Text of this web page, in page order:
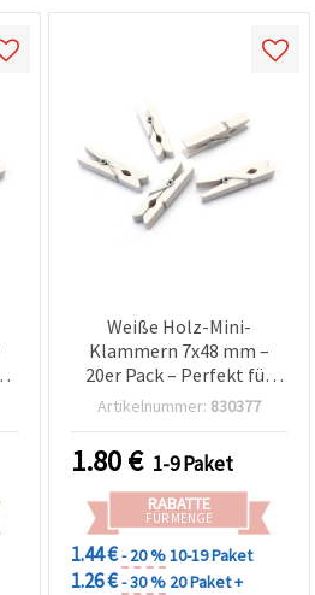
Weiße Holz-Mini-
Klammern 7x48 mm –
20er Pack – Perfekt für
kreative Bastelarbeiten,
Geschenkverpackung
Artikelnummer: 830377
1.80€ 1-9 Paket
RABATTE
FÜR MENGE
1.44 €- 20 %10-19 Paket
1.26 €- 30 % 20 Paket +